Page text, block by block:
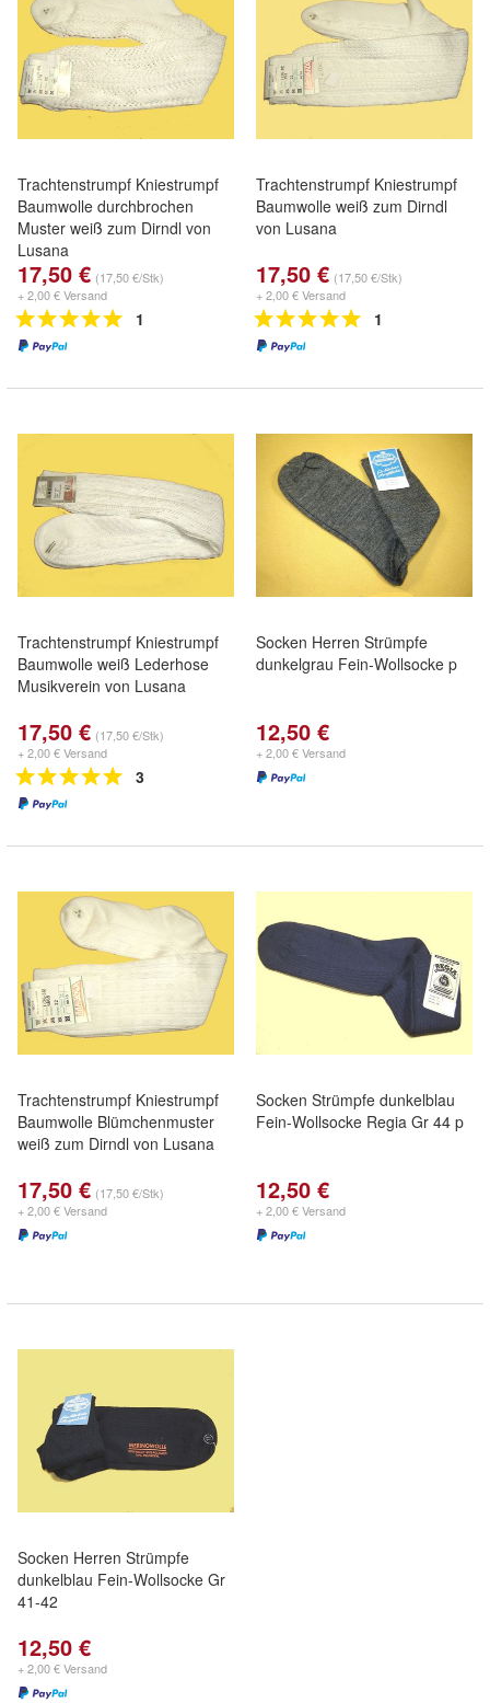
Trachtenstrumpf Kniestrumpf
Baumwolle durchbrochen
Muster weiß zum Dirndl von
Lusana
17,50 € (17,50 €/Stk)
+ 2,00 € Versand
1
Trachtenstrumpf Kniestrumpf
Baumwolle weiß zum Dirndl
von Lusana
17,50 € (17,50 €/Stk)
+ 2,00 € Versand
1
Trachtenstrumpf Kniestrumpf
Baumwolle weiß Lederhose
Musikverein von Lusana
17,50 € (17,50 €/Stk)
+ 2,00 € Versand
3
Socken Herren Strümpfe
dunkelgrau Fein-Wollsocke p
12,50 €
+ 2,00 € Versand
Trachtenstrumpf Kniestrumpf
Baumwolle Blümchenmuster
weiß zum Dirndl von Lusana
17,50 € (17,50 €/Stk)
+ 2,00 € Versand
Socken Strümpfe dunkelblau
Fein-Wollsocke Regia Gr 44 p
12,50 €
+ 2,00 € Versand
Socken Herren Strümpfe
dunkelblau Fein-Wollsocke Gr
41-42
12,50 €
+ 2,00 € Versand